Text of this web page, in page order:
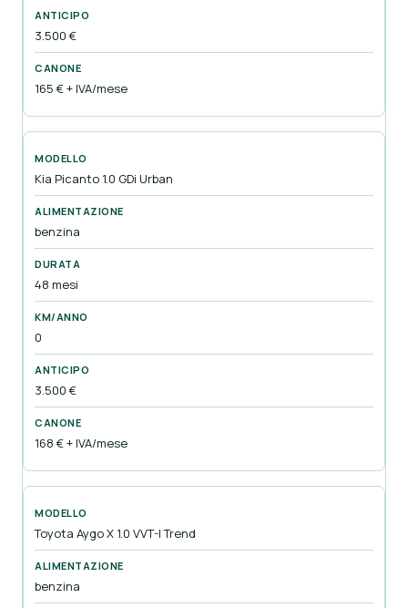
3.500 €
165 € + IVA/mese
Kia Picanto 1.0 GDi Urban
benzina
48 mesi
0
3.500 €
168 € + IVA/mese
Toyota Aygo X 1.0 VVT-I Trend
benzina